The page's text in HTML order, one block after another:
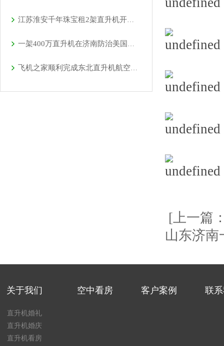
江苏淮安千年珠宝租2架直升机开展假日庆典
一架400万直升机在济南防治美国白蛾
飞机之家顺利完成东北直升机航空测绘
[上一篇
山东济南
关于我们
直升机婚礼
直升机婚庆
直升机看房
空中看房 客户案例 联